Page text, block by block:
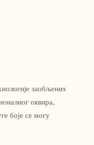
заобљених
оквира,
боје се могу